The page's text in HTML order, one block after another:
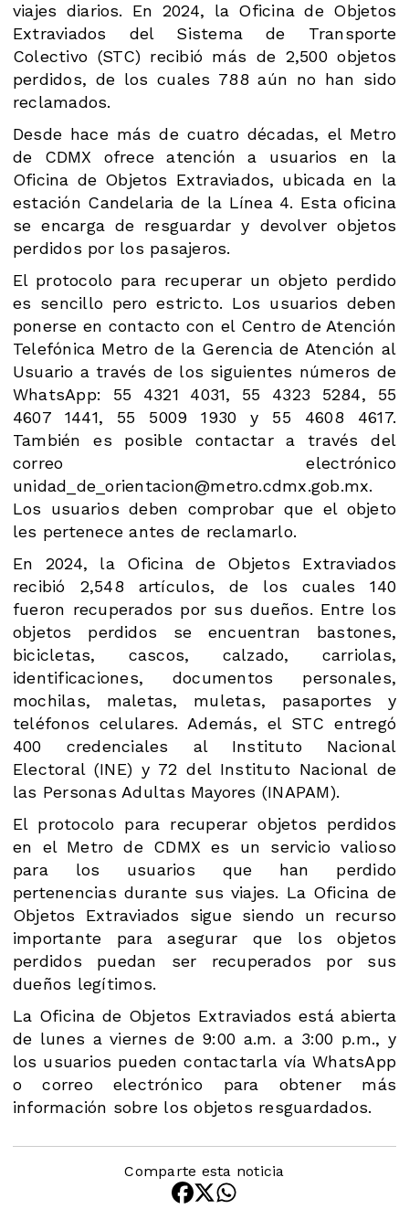
viajes diarios. En 2024, la Oficina de Objetos
Extraviados del Sistema de Transporte
Colectivo (STC) recibió más de 2,500 objetos
perdidos, de los cuales 788 aún no han sido
reclamados.
Desde hace más de cuatro décadas, el Metro
de CDMX ofrece atención a usuarios en la
Oficina de Objetos Extraviados, ubicada en la
estación Candelaria de la Línea 4. Esta oficina
se encarga de resguardar y devolver objetos
perdidos por los pasajeros.
El protocolo para recuperar un objeto perdido
es sencillo pero estricto. Los usuarios deben
ponerse en contacto con el Centro de Atención
Telefónica Metro de la Gerencia de Atención al
Usuario a través de los siguientes números de
WhatsApp: 55 4321 4031, 55 4323 5284, 55
4607 1441, 55 5009 1930 y 55 4608 4617.
También es posible contactar a través del
correo electrónico
unidad_de_orientacion@metro.cdmx.gob.mx.
Los usuarios deben comprobar que el objeto
les pertenece antes de reclamarlo.
En 2024, la Oficina de Objetos Extraviados
recibió 2,548 artículos, de los cuales 140
fueron recuperados por sus dueños. Entre los
objetos perdidos se encuentran bastones,
bicicletas, cascos, calzado, carriolas,
identificaciones, documentos personales,
mochilas, maletas, muletas, pasaportes y
teléfonos celulares. Además, el STC entregó
400 credenciales al Instituto Nacional
Electoral (INE) y 72 del Instituto Nacional de
las Personas Adultas Mayores (INAPAM).
El protocolo para recuperar objetos perdidos
en el Metro de CDMX es un servicio valioso
para los usuarios que han perdido
pertenencias durante sus viajes. La Oficina de
Objetos Extraviados sigue siendo un recurso
importante para asegurar que los objetos
perdidos puedan ser recuperados por sus
dueños legítimos.
La Oficina de Objetos Extraviados está abierta
de lunes a viernes de 9:00 a.m. a 3:00 p.m., y
los usuarios pueden contactarla vía WhatsApp
o correo electrónico para obtener más
información sobre los objetos resguardados.
Comparte esta noticia